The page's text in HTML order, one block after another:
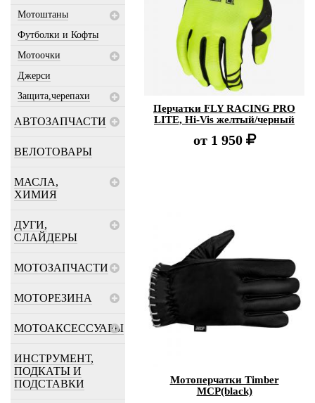
Мотоштаны
Футболки и Кофты
Мотоочки
Джерси
Защита,черепахи
АВТОЗАПЧАСТИ
ВЕЛОТОВАРЫ
МАСЛА,
ХИМИЯ
ДУГИ,
СЛАЙДЕРЫ
МОТОЗАПЧАСТИ
МОТОРЕЗИНА
МОТОАКСЕССУАРЫ
ИНСТРУМЕНТ,
ПОДКАТЫ И
ПОДСТАВКИ
Перчатки FLY RACING PRO
LITE, Hi-Vis желтый/черный
от 1 950
Мотоперчатки Timber
MCP(black)